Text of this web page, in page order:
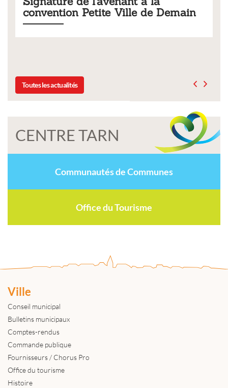
Demain
municipaux
Toutes les actualités
CENTRE TARN
Communautés de Communes
Office du Tourisme
Ville
Conseil municipal
Bulletins municipaux
Comptes-rendus
Commande publique
Fournisseurs / Chorus Pro
Office du tourisme
Histoire